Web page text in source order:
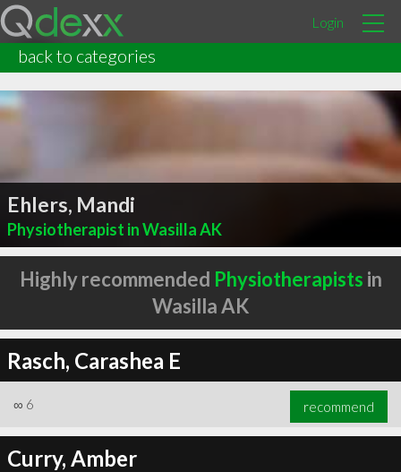
Login
back to categories
Ehlers, Mandi
Physiotherapist in Wasilla AK
Highly recommended Physiotherapists in
Wasilla AK
Rasch, Carashea E
∞ 6 recommend
Curry, Amber